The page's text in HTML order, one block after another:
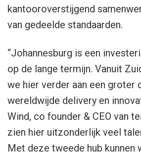
kantooroverstijgend
van gedeelde standaarden.
“Johannesburg is een
op de lange termijn. Vanuit
we hier verder aan een groter
wereldwijde delivery en
Wind, co founder & CEO van
zien hier uitzonderlijk veel
Met deze tweede hub kunnen